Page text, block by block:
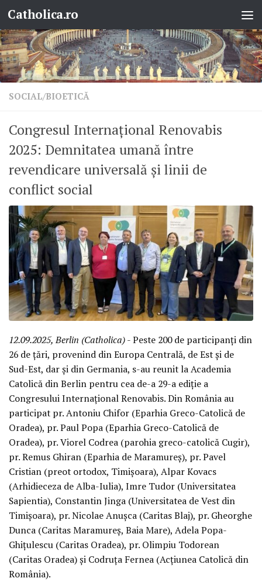
Skip to content
Catholica.ro
SOCIAL/BIOETICĂ
Congresul Internațional Renovabis
2025: Demnitatea umană între
revendicare universală și linii de
conflict social
12.09.2025, Berlin (Catholica)- Peste 200 de participanți din
26 de țări, provenind din Europa Centrală, de Est și de
Sud-Est, dar și din Germania, s-au reunit la Academia
Catolică din Berlin pentru cea de-a 29-a ediție a
Congresului Internațional Renovabis. Din România au
participat pr. Antoniu Chifor (Eparhia Greco-Catolică de
Oradea), pr. Paul Popa (Eparhia Greco-Catolică de
Oradea), pr. Viorel Codrea (parohia greco-catolică Cugir),
pr. Remus Ghiran (Eparhia de Maramureș), pr. Pavel
Cristian (preot ortodox, Timișoara), Alpar Kovacs
(Arhidieceza de Alba-Iulia), Imre Tudor (Universitatea
Sapientia), Constantin Jinga (Universitatea de Vest din
Timișoara), pr. Nicolae Anușca (Caritas Blaj), pr. Gheorghe
Dunca (Caritas Maramureș, Baia Mare), Adela Popa-
Ghițulescu (Caritas Oradea), pr. Olimpiu Todorean
(Caritas Oradea) și Codruța Fernea (Acțiunea Catolică din
România).